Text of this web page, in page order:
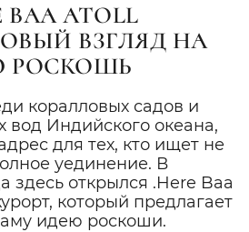
ATOLL
ВЗГЛЯД НА
РОСКОШЬ
коралловых садов и
вод Индийского океана,
для тех, кто ищет не
уединение. В
здесь открылся .Here Baa
который предлагает
идею роскоши.